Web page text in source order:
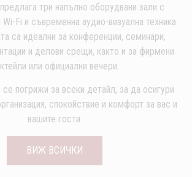
три напълно оборудвани зали с
Fi и съвременна аудио-визуална техника.
са идеални за конференции, семинари,
и делови срещи, както и за фирмени
или официални вечери.
погрижи за всеки детайл, за да осигури
спокойствие и комфорт за вас и
вашите гости.
ВИЖ ВСИЧКИ